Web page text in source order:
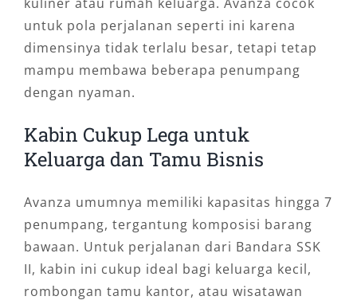
untuk pola perjalanan seperti ini karena
dimensinya tidak terlalu besar, tetapi tetap
mampu membawa beberapa penumpang
dengan nyaman.
Kabin Cukup Lega untuk
Keluarga dan Tamu Bisnis
Avanza umumnya memiliki kapasitas hingga 7
penumpang, tergantung komposisi barang
bawaan. Untuk perjalanan dari Bandara SSK
II, kabin ini cukup ideal bagi keluarga kecil,
rombongan tamu kantor, atau wisatawan